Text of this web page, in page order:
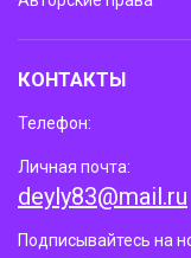
КОНТАКТЫ
Телефон:
Личная почта:
deyly83@mail.ru
Подписывайтесь на